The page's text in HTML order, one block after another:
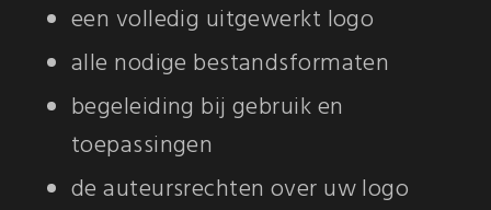
een volledig uitgewerkt logo
alle nodige bestandsformaten
begeleiding bij gebruik en
toepassingen
de auteursrechten over uw logo